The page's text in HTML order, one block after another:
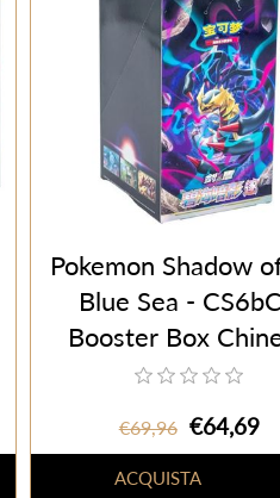
Pokemon Shadow
Blue Sea -
Booster Box
(CHN) - 24 Packs
€69,96 €64,69